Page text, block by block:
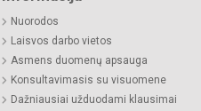
Nuorodos
Laisvos darbo vietos
Asmens duomenų apsauga
Konsultavimasis su visuomene
Dažniausiai užduodami klausimai